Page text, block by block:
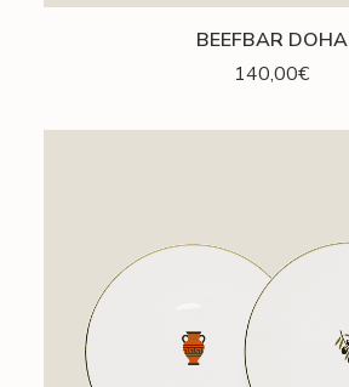
AJOUTER AU PANIERBEEFBAR DOHA
140,00€